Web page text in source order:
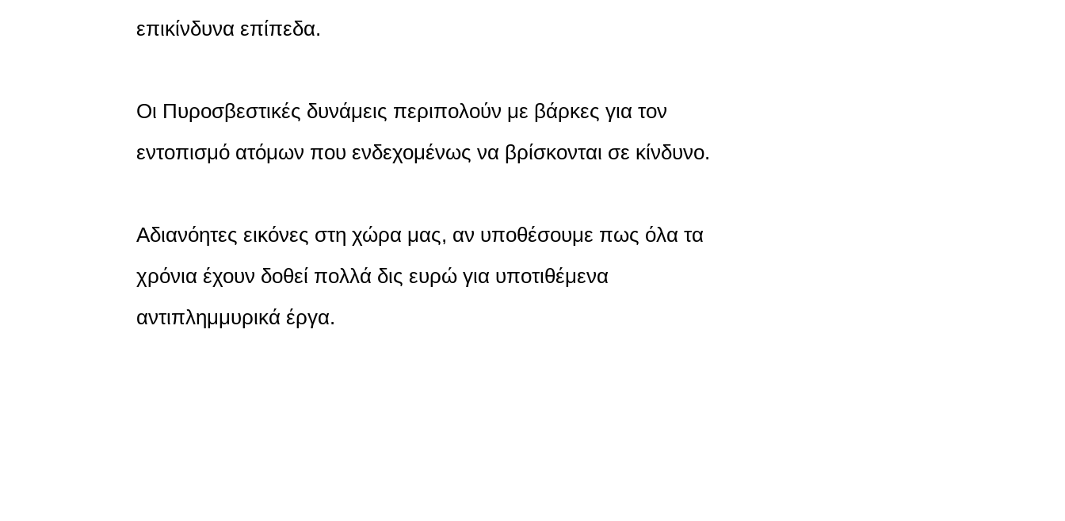
επικίνδυνα επίπεδα.
Οι Πυροσβεστικές δυνάμεις περιπολούν με βάρκες για τον
εντοπισμό ατόμων που ενδεχομένως να βρίσκονται σε κίνδυνο.
Αδιανόητες εικόνες στη χώρα μας, αν υποθέσουμε πως όλα τα
χρόνια έχουν δοθεί πολλά δις ευρώ για υποτιθέμενα
αντιπλημμυρικά έργα.